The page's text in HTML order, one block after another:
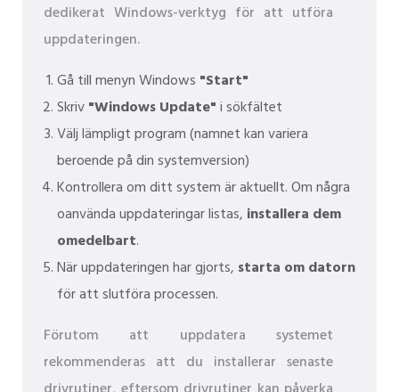
dedikerat Windows-verktyg för att utföra
uppdateringen.
Gå till menyn Windows "Start"
Skriv"Windows Update"i sökfältet
Välj lämpligt program (namnet kan variera
beroende på din systemversion)
Kontrollera om ditt system är aktuellt. Om några
oanvända uppdateringar listas, installera dem
omedelbart.
När uppdateringen har gjorts, starta om datorn
för att slutföra processen.
Förutom att uppdatera systemet
rekommenderas att du installerar senaste